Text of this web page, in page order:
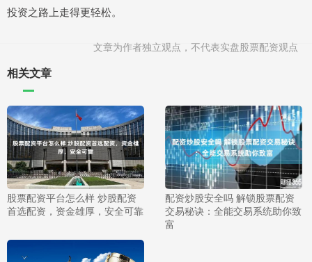
投资之路上走得更轻松。
文章为作者独立观点，不代表实盘股票配资观点
相关文章
股票配资平台怎么样 炒股配资
首选配资，资金雄厚，安全可靠
配资炒股安全吗 解锁股票配资
交易秘诀：全能交易系统助你致
富